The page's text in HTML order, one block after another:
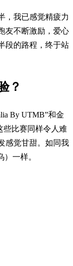
，我已感觉精疲力
友不断激励，爱心
段的路程，终于站
？
By UTMB”和金
些比赛同样令人难
感觉甘甜。如同我
一样。